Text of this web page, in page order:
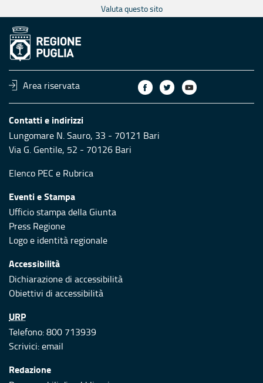
Valuta questo sito
Area riservata
Contatti e indirizzi
Lungomare N. Sauro, 33 - 70121 Bari
Via G. Gentile, 52 - 70126 Bari
Elenco PEC e Rubrica
Eventi e Stampa
Ufficio stampa della Giunta
Press Regione
Logo e identità regionale
Accessibilità
Dichiarazione di accessibilità
Obiettivi di accessibilità
URP
Telefono: 800 713939
Scrivici:email
Redazione